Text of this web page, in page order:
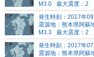
M3.0
最大震度：2
発生時刻：2017年
震源地：熊本県阿蘇
M3.3
最大震度：2
発生時刻：2017年
震源地：熊本県阿蘇